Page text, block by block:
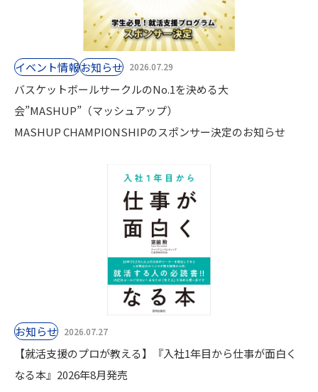
イベント情報お知らせ 2026.07.29
バスケットボールサークルのNo.1を決める大
会”MASHUP”（マッシュアップ）
MASHUP CHAMPIONSHIPのスポンサー決定のお知らせ
お知らせ 2026.07.27
【就活支援のプロが教える】『入社1年目から仕事が面白く
なる本』2026年8月発売